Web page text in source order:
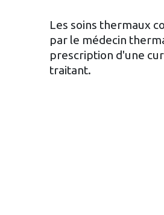
Les soins thermaux
par le médecin
prescription d'une
traitant.